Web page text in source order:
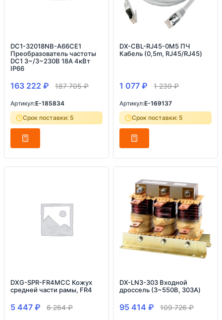
DC1-32018NB-A66CE1
Преобразователь частоты
DC1 3~/3~230В 18A 4кВт
IP66
163 222 ₽ 187 705₽
Артикул:E-185834
Срок поставки: 5
DX-CBL-RJ45-0M5 ПЧ
Кабель (0,5m, RJ45/RJ45)
1 077 ₽ 1 239₽
Артикул:E-169137
Срок поставки: 5
DXG-SPR-FR4MCC Кожух
средней части рамы, FR4
5 447 ₽ 6 264₽
DX-LN3-303 Входной
дроссель (3~550В, 303A)
95 414 ₽ 109 726₽